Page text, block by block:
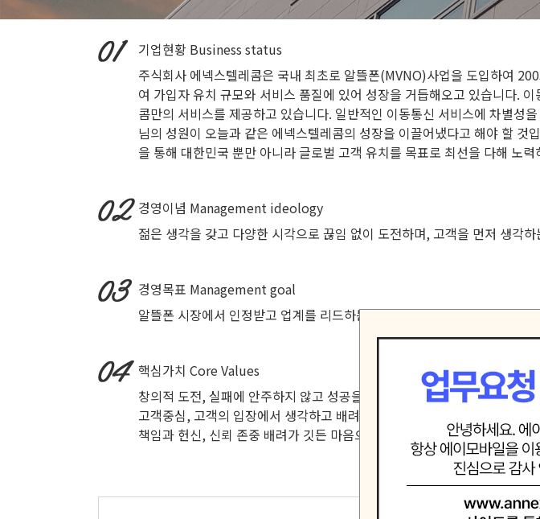
기업현황 Business status
주식회사 에넥스텔레콤은 국내 최초로 알뜰폰(MVNO)사업을 도입하여
여 가입자 유치 규모와 서비스 품질에 있어 성장을 거듭해오고 있습니다.
콤만의 서비스를 제공하고 있습니다. 일반적인 이동통신 서비스에 차별성
님의 성원이 오늘과 같은 에넥스텔레콤의 성장을 이끌어냈다고 해야 할
을 통해 대한민국 뿐만 아니라 글로벌 고객 유치를 목표로 최선을 다해 노력
경영이념 Management ideology
젊은 생각을 갖고 다양한 시각으로 끊임 없이 도전하며, 고객을 먼저 생각하
경영목표 Management goal
알뜰폰 시장에서 인정받고 업계를 리드하는 선도기업
핵심가치 Core Values
창의적 도전, 실패에 안주하지 않고 성공을 확신하는 자세로 최고에 도전합
고객중심, 고객의 입장에서 생각하고 배려하며 진심으로 소통합니다.
책임과 헌신, 신뢰 존중 배려가 깃든 마음으로 직원 제휴사 고객등 모든 인